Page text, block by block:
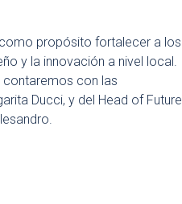
propósito fortalecer a los
y la innovación a nivel local.
contaremos con las
Ducci, y del Head of Future